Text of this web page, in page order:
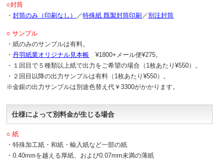
○封筒
・封筒のみ（印刷なし） ／特殊紙 既製封筒印刷 ／ 別注封筒
○ サンプル
・紙のみのサンプルは有料。
・丹羽紙業オリジナル見本帳 ¥1800+メール便¥275。
・１回目で５種類以上紙で出力をご希望の場合（1枚あたり¥550）。
・２回目以降の出力サンプルは有料（1枚あたり¥550）。
※金銀の出力サンプルは別途色替え代￥3300がかかります。
仕様によって別料金が生じる場合
○ 紙
・特殊加工紙・和紙・輸入紙など一部の紙
・0.40mmを越える厚紙、および0.07mm未満の薄紙